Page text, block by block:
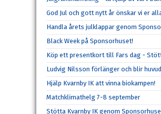
God Jul och gott nytt år önskar vi er
Handla årets julklappar genom
Black Week på Sponsorhuset!
Köp ett presentkort till Fars dag -
Ludvig Nilsson förlänger och blir
Hjälp Kvarnby IK att vinna biokampen!
Matchklimathelg 7-8 september
Stötta Kvarnby IK genom